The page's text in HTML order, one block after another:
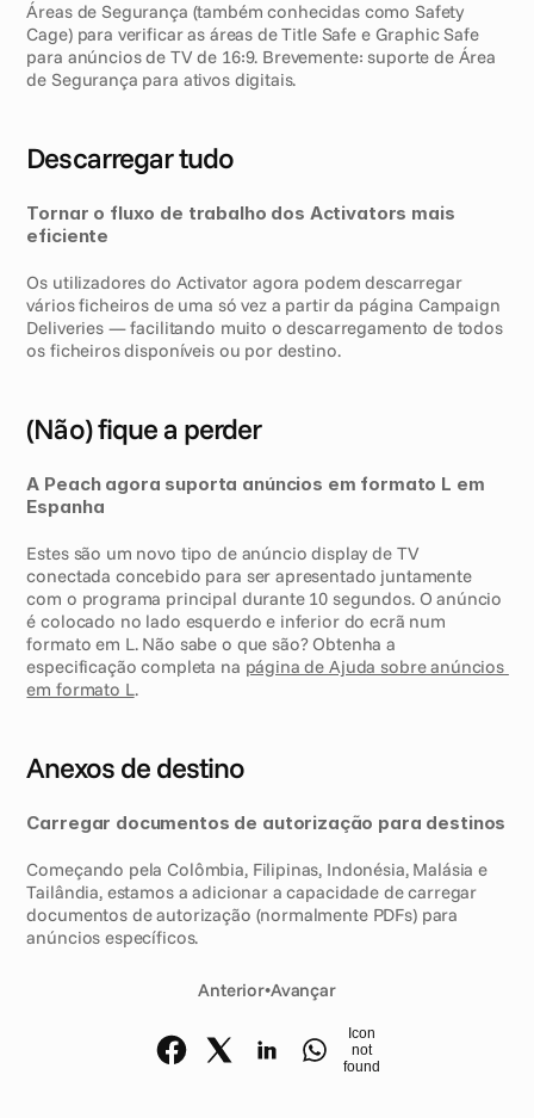
Áreas de Segurança (também conhecidas como Safety
Cage) para verificar as áreas de Title Safe e Graphic Safe
para anúncios de TV de 16:9. Brevemente: suporte de Área
de Segurança para ativos digitais.
Descarregar tudo
Tornar o fluxo de trabalho dos Activators mais
eficiente
Os utilizadores do Activator agora podem descarregar
vários ficheiros de uma só vez a partir da página Campaign
Deliveries — facilitando muito o descarregamento de todos
os ficheiros disponíveis ou por destino.
(Não) fique a perder
A Peach agora suporta anúncios em formato L em
Espanha
Estes são um novo tipo de anúncio display de TV
conectada concebido para ser apresentado juntamente
com o programa principal durante 10 segundos. O anúncio
é colocado no lado esquerdo e inferior do ecrã num
formato em L. Não sabe o que são? Obtenha a
especificação completa na página de Ajuda sobre anúncios
em formato L.
Anexos de destino
Carregar documentos de autorização para destinos
Começando pela Colômbia, Filipinas, Indonésia, Malásia e
Tailândia, estamos a adicionar a capacidade de carregar
documentos de autorização (normalmente PDFs) para
anúncios específicos.
Anterior•Avançar
Icon
not
found